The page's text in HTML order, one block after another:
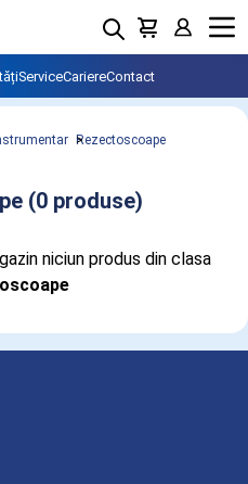
ServiceCariereContact
Menu
Rezectoscoape
(0 produse)
de LIAMED.
niciun produs din clasa